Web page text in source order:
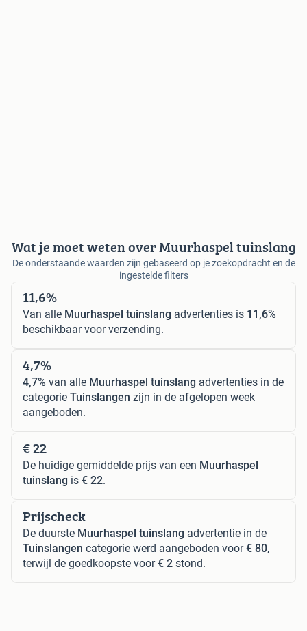
Wat je moet weten over Muurhaspel tuinslang
De onderstaande waarden zijn gebaseerd op je zoekopdracht en de
ingestelde filters
11,6%
Van alle Muurhaspel tuinslang advertenties is 11,6%
beschikbaar voor verzending.
4,7%
4,7% van alle Muurhaspel tuinslang advertenties in de
categorie Tuinslangen zijn in de afgelopen week
aangeboden.
€ 22
De huidige gemiddelde prijs van een Muurhaspel
tuinslang is € 22.
Prijscheck
De duurste Muurhaspel tuinslang advertentie in de
Tuinslangen categorie werd aangeboden voor€ 80,
terwijl de goedkoopste voor€ 2 stond.